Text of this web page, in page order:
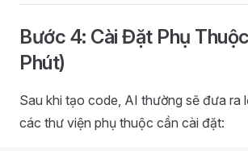
Bước 4: Cài Đặt Phụ
Phút)
Sau khi tạo code, AI thường sẽ đưa ra
các thư viện phụ thuộc cần cài đặt: